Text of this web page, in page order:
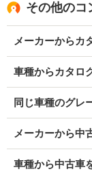
その他のコ
メーカーからカ
車種からカタロ
同じ車種のグレ
メーカーから中
車種から中古車